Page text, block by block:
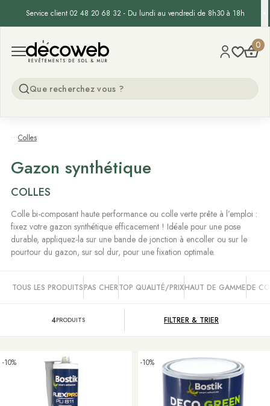
Service client 02 48 20 68 32 - Du lundi au vendredi de 8h30 à 18h
Open menu
Decoweb 0
...Colles
Gazon synthétique
COLLES
Colle bi-composant haute performance ou colle verte prête à l’emploi :
fixez votre gazon synthétique efficacement ! Idéale pour une pose
durable, appliquez-la sur une bande de jonction à encoller ou sur le
pourtour du gazon, sur sol dur, pour une fixation optimale.
TOUS LES PRODUITSPAS CHERTOP QUALITÉ/PRIXHAUT DE GAMMEDE
4PRODUITS FILTRER & TRIER
-10% -10%